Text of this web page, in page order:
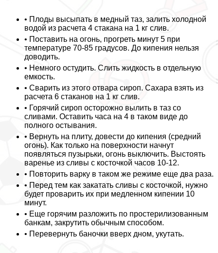
• Плоды высыпать в медный таз, залить холодной
водой из расчета 4 стакана на 1 кг слив.
• Поставить на огонь, прогреть минут 5 при
температуре 70-85 градусов. До кипения нельзя
доводить.
• Немного остудить. Слить жидкость в отдельную
емкость.
• Сварить из этого отвара сироп. Сахара взять из
расчета 6 стаканов на 1 кг слив.
• Горячий сироп осторожно вылить в таз со
сливами. Оставить часа на 4 в таком виде до
полного остывания.
• Вернуть на плиту, довести до кипения (средний
огонь). Как только на поверхности начнут
появляться пузырьки, огонь выключить. Выстоять
варенье из сливы с косточкой часов 10-12.
• Повторить варку в таком же режиме еще два раза.
• Перед тем как закатать сливы с косточкой, нужно
будет проварить их при медленном кипении 10
минут.
• Еще горячим разложить по простерилизованным
банкам, закрутить обычным способом.
• Перевернуть баночки вверх дном, укутать.